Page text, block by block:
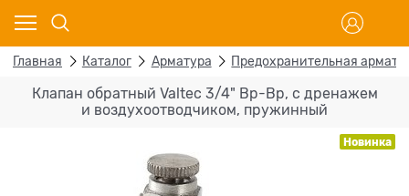
Главная Каталог Арматура Предохранительная
Клапан обратный Valtec 3/4" Вр-Вр, с дренажем
и воздухоотводчиком, пружинный
Новинка